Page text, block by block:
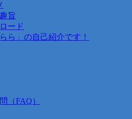
旨
ード
ら」の自己紹介です！
（FAQ）